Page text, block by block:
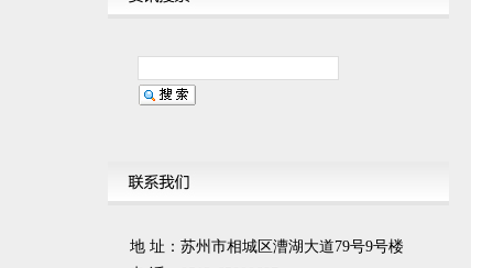
地 址：苏州市相城区漕湖大道79号9号楼